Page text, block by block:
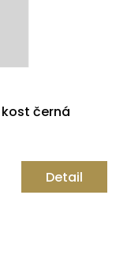
černá
Detail